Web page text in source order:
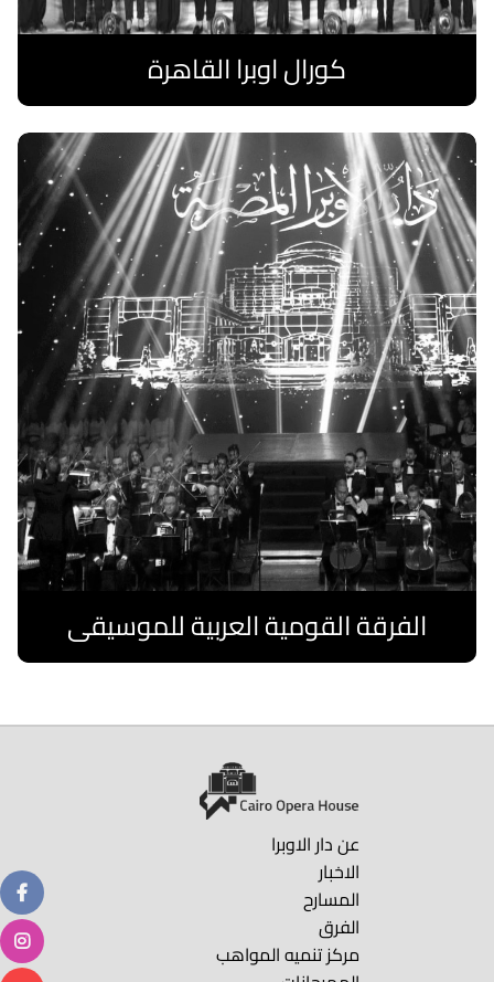
كورال اوبرا القاهرة
اقرا المزيد
الفرقة القومية العربية للموسيقى
عن دار الاوبرا
الاخبار
المسارح
الفرق
مركز تنميه المواهب